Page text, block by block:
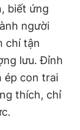
biết ứng
người
chí tận
lưu. Đỉnh
ép con trai
thích, chỉ